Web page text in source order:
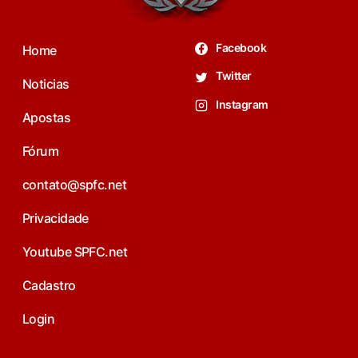
Home
Noticias
Apostas
Fórum
contato@spfc.net
Privacidade
Youtube SPFC.net
Cadastro
Login
Facebook
Twitter
Instagram